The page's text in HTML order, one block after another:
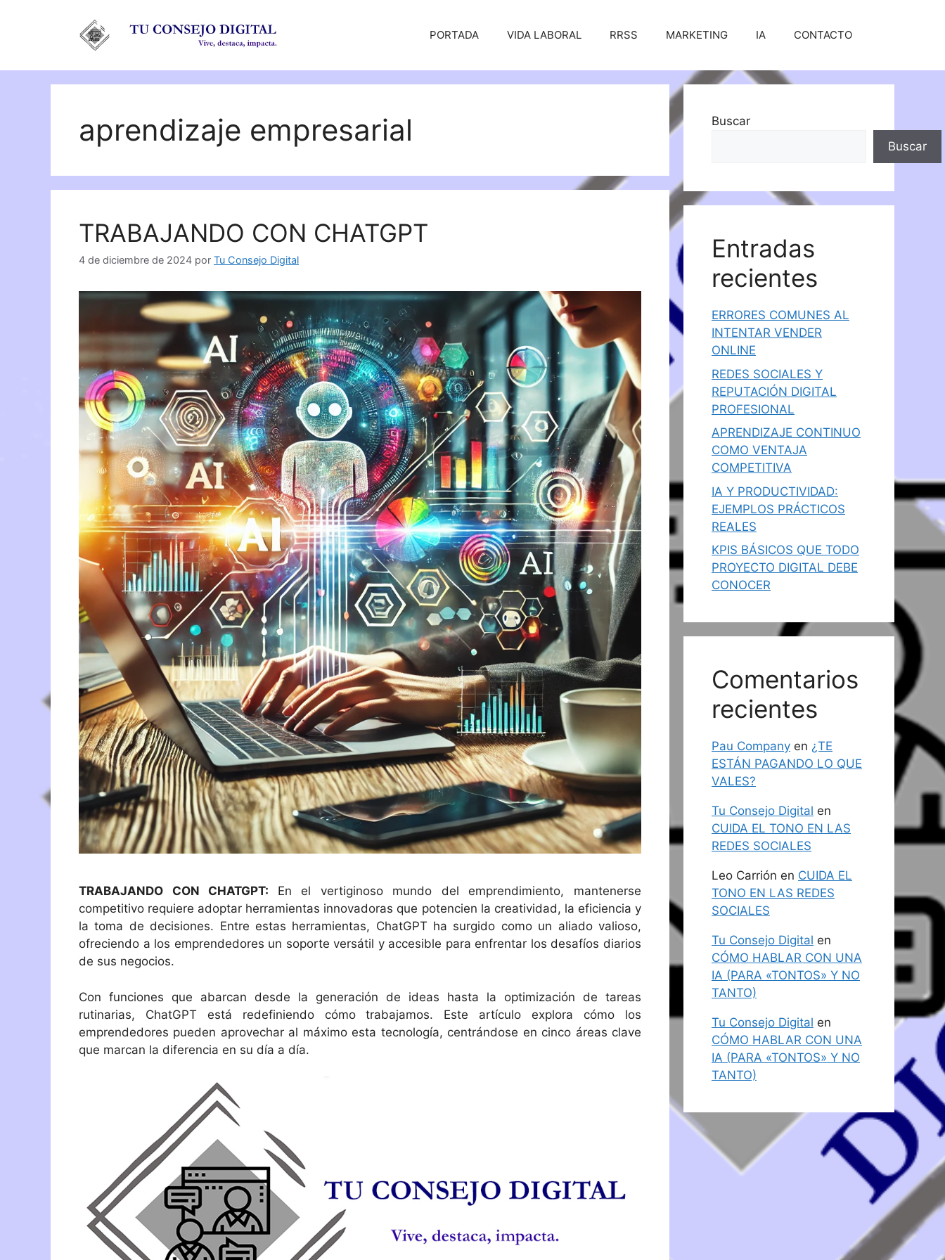
PORTADA VIDA LABORAL RRSS MARKETING IA CONTACTO
aprendizaje empresarial
TRABAJANDO CON CHATGPT
4 de diciembre de 2024 por Tu Consejo Digital
TRABAJANDO CON CHATGPT: En el vertiginoso mundo del emprendimiento, mantenerse
competitivo requiere adoptar herramientas innovadoras que potencien la creatividad, la eficiencia y
la toma de decisiones. Entre estas herramientas, ChatGPT ha surgido como un aliado valioso,
ofreciendo a los emprendedores un soporte versátil y accesible para enfrentar los desafíos diarios
de sus negocios.
Con funciones que abarcan desde la generación de ideas hasta la optimización de tareas
rutinarias, ChatGPT está redefiniendo cómo trabajamos. Este artículo explora cómo los
emprendedores pueden aprovechar al máximo esta tecnología, centrándose en cinco áreas clave
que marcan la diferencia en su día a día.
Buscar
Buscar
Entradas
recientes
ERRORES COMUNES AL
INTENTAR VENDER
ONLINE
REDES SOCIALES Y
REPUTACIÓN DIGITAL
PROFESIONAL
APRENDIZAJE CONTINUO
COMO VENTAJA
COMPETITIVA
IA Y PRODUCTIVIDAD:
EJEMPLOS PRÁCTICOS
REALES
KPIS BÁSICOS QUE TODO
PROYECTO DIGITAL DEBE
CONOCER
Comentarios
recientes
Pau Company en ¿TE
ESTÁN PAGANDO LO QUE
VALES?
Tu Consejo Digital en
CUIDA EL TONO EN LAS
REDES SOCIALES
Leo Carrión en CUIDA EL
TONO EN LAS REDES
SOCIALES
Tu Consejo Digital en
CÓMO HABLAR CON UNA
IA (PARA «TONTOS» Y NO
TANTO)
Tu Consejo Digital en
CÓMO HABLAR CON UNA
IA (PARA «TONTOS» Y NO
TANTO)